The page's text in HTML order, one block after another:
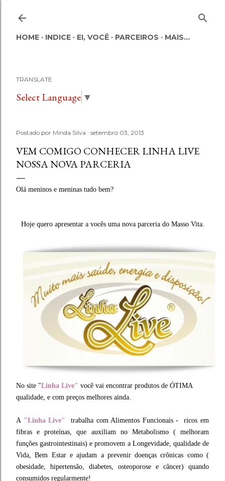
HOME INDICE EI, VOCÊ PARCEIROS MAIS…
TRANSLATE
Select Language ▼
Postado por Minda Silva setembro 03, 2013
VEM COMIGO CONHECER LINHA LIVE
NOSSA NOVA PARCERIA
Olá meninos e meninas tudo bem?
Hoje quero apresentar a vocês uma nova parceria do Masso Vita.
No site "Linha Live" você vai encontrar produtos de ÓTIMA
qualidade, e com preços melhores ainda.
A "Linha Live"
trabalha com Alimentos Funcionais - ricos em
fibras e proteínas, que auxiliam no Metabolismo ( melhoram
funções gastrointestinais) e promovem a Longevidade, qualidade de
Vida, Bem Estar e ajudam a prevenir doenças crônicas como (
obesidade, hipertensão, diabetes, osteoporose e câncer) quando
consumidos regularmente!